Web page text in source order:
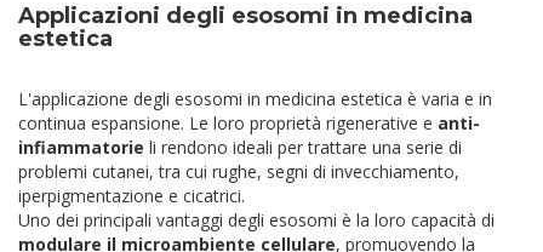
Applicazioni degli esosomi in medicina
estetica
L'applicazione degli esosomi in medicina estetica è varia e in
continua espansione. Le loro proprietà rigenerative e anti-
infiammatorie li rendono ideali per trattare una serie di
problemi cutanei, tra cui rughe, segni di invecchiamento,
iperpigmentazione e cicatrici.
Uno dei principali vantaggi degli esosomi è la loro capacità di
modulare il microambiente cellulare, promuovendo la